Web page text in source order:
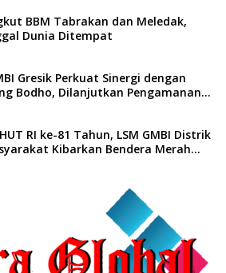
BBM Tabrakan dan Meledak,
Dunia Ditempat
Gresik Perkuat Sinergi dengan
Bodho, Dilanjutkan Pengamanan
Anak Yatim
RI ke-81 Tahun, LSM GMBI Distrik
Kibarkan Bendera Merah